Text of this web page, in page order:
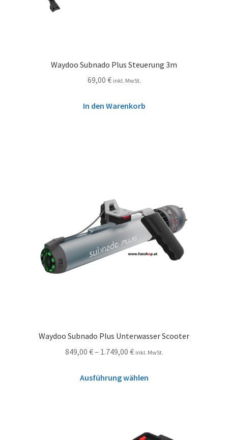
Waydoo Subnado Plus Steuerung 3m
69,00 € inkl. MwSt.
In den Warenkorb
Waydoo Subnado Plus Unterwasser Scooter
849,00 €– 1.749,00 € inkl. MwSt.
Ausführung wählen